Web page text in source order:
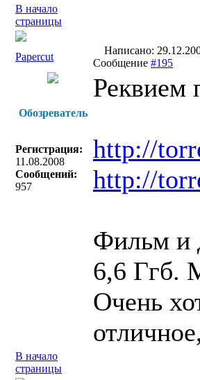
В начало
страницы
Papercut
Написано:
Сообщение #195
Обозреватель
Регистрация:
11.08.2008
Сообщений:
957
Реквием
http://
http://
Фильм и
6,6 Ггб.
Очень
В начало
страницы